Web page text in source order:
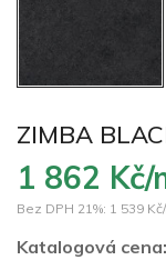
ZIMBA
1 862 Kč/
Bez DPH 21%: 1 539
Katalogová cena: